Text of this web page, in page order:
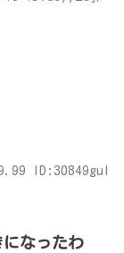
ID:30849guI
になったわ